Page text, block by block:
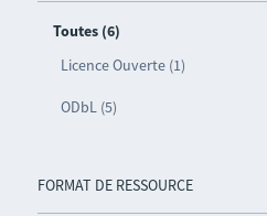
Toutes (6)
Licence Ouverte (1)
ODbL (5)
FORMAT DE RESSOURCE